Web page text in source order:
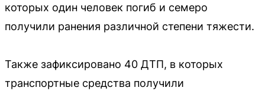
которых один человек погиб и семеро
получили ранения различной степени тяжести.
Также зафиксировано 40 ДТП, в которых
транспортные средства получили